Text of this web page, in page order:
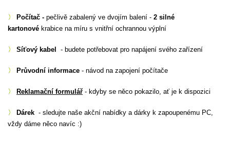
〉 Počítač - pečlivě zabalený ve dvojím balení - 2 silné
kartonové krabice na míru s vnitřní ochrannou výplní
〉 Síťový kabel - budete potřebovat pro napájení svého zařízení
〉 Průvodní informace - návod na zapojení počítače
〉 Reklamační formulář - kdyby se něco pokazilo, ať je k dispozici
〉 Dárek - sledujte naše akční nabídky a dárky k zapoupenému PC,
vždy dáme něco navíc :)